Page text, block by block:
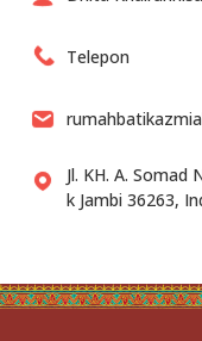
Telepon
Jl. KH. A. Somad
k Jambi 36263,